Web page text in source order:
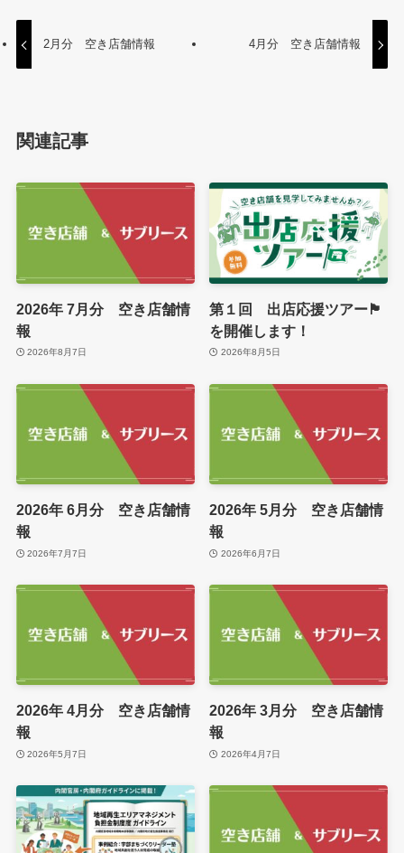
2月分 空き店舗情報 4月分 空き店舗情報
関連記事
2026年 7月分 空き店舗情
報
2026年8月7日
第１回 出店応援ツアー🏴
を開催します！
2026年8月5日
2026年 6月分 空き店舗情
報
2026年7月7日
2026年 5月分 空き店舗情
報
2026年6月7日
2026年 4月分 空き店舗情
報
2026年5月7日
2026年 3月分 空き店舗情
報
2026年4月7日